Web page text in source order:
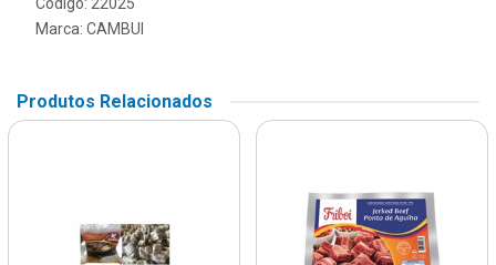
Marca: CAMBUI
Produtos Relacionados